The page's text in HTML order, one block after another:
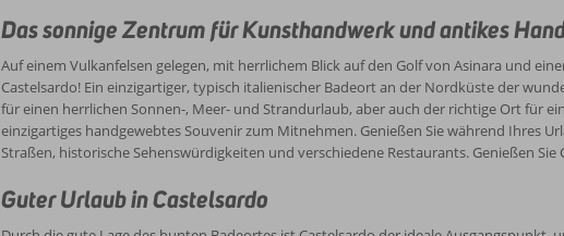
entscheiden Sie sich für Hummer, laut den Sarden der beste der Welt!) oder eines
Museo dell'Intreccio Mediterraneo, ein Museum für mediterrane Weberei.
sich natürlich an den gemütlichen Stadtstrand von Castelsardo setzen. Aber auch
delle Mimosa': ein langgezogener Sandstrand mit netten Strandbars, wo Sie
wählen Sie den gemütlichen Strand Eden Beach, mit dem Wasserparadies gleich
haben. Abenteuerlustige und Wagemutige kommen im nahe gelegenen Dorf Valledoria auf ihre Kosten, wo zahlreiche Wassersportarten
angeboten werden. Werden Sie sich an Wind- oder Kitesurfen, Tauchen,
Das sonnige Zentrum für Kunsthandwerk und antikes
Auf einem Vulkanfelsen gelegen, mit herrlichem Blick auf den Golf von Asinara und
Castelsardo! Ein einzigartiger, typisch italienischer Badeort an der Nordküste der
für einen herrlichen Sonnen-, Meer- und Strandurlaub, aber auch der richtige Ort für
einzigartiges handgewebtes Souvenir zum Mitnehmen. Genießen Sie während Ihres
Straßen, historische Sehenswürdigkeiten und verschiedene Restaurants. Genießen
Guter Urlaub in Castelsardo